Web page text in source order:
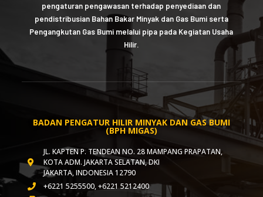
pengaturan pengawasan terhadap penyediaan dan
pendistribusian Bahan Bakar Minyak dan Gas Bumi serta
Pengangkutan Gas Bumi melalui pipa pada Kegiatan Usaha
Hilir.
BADAN PENGATUR HILIR MINYAK DAN GAS BUMI
(BPH MIGAS)
JL. KAPTEN P. TENDEAN NO. 28 MAMPANG PRAPATAN,
KOTA ADM. JAKARTA SELATAN, DKI
JAKARTA, INDONESIA 12790
+6221 5255500, +6221 5212400